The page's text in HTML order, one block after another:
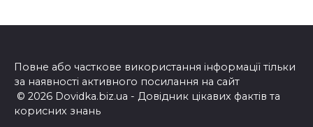
Повне або часткове використання інформації тільки
за наявності активного посилання на сайт
© 2026 Dovidka.biz.ua - Довідник цікавих фактів та
корисних знань